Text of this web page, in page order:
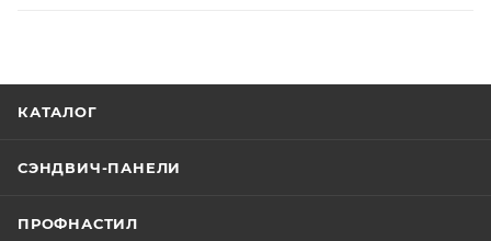
КАТАЛОГ
СЭНДВИЧ-ПАНЕЛИ
ПРОФНАСТИЛ